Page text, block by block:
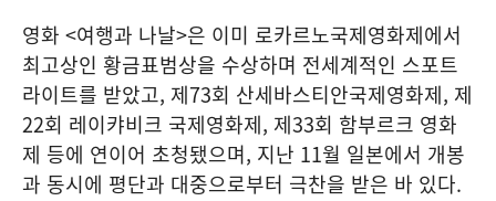
영화 <여행과 나날>은 이미 로카르노국제영화제에서
최고상인 황금표범상을 수상하며 전세계적인 스포트
라이트를 받았고, 제73회 산세바스티안국제영화제, 제
22회 레이캬비크 국제영화제, 제33회 함부르크 영화
제 등에 연이어 초청됐으며, 지난 11월 일본에서 개봉
과 동시에 평단과 대중으로부터 극찬을 받은 바 있다.